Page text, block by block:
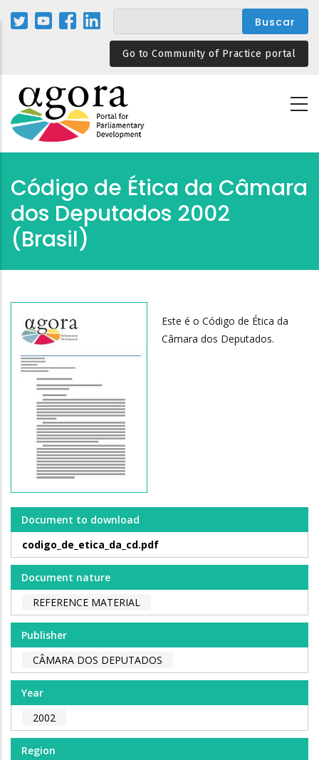
Pasar
Go to Community of Practice portal
Código de Ética da Câmara
dos Deputados 2002
(Brasil)
Este é o Código de Ética da
Câmara dos Deputados.
Document to download
codigo_de_etica_da_cd.pdf
Document nature
REFERENCE MATERIAL
Publisher
CÂMARA DOS DEPUTADOS
Year
2002
Region